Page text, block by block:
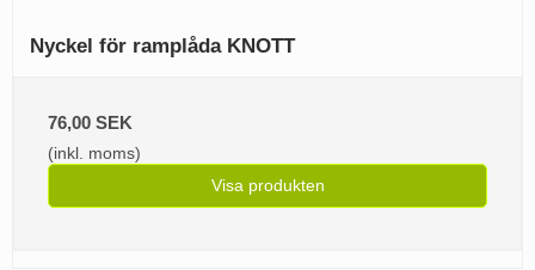
Nyckel för ramplåda KNOTT
76,00 SEK
(inkl. moms)
Visa produkten